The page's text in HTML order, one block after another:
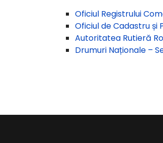
Oficiul Registrului
Oficiul de Cadastru și
Autoritatea Rutieră
Drumuri Naționale –